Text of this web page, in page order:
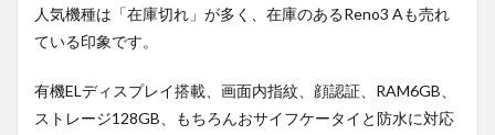
人気機種は「在庫切れ」が多く、在庫のあるReno3 Aも売れ
ている印象です。
有機ELディスプレイ搭載、画面内指紋、顔認証、RAM6GB、
ストレージ128GB、もちろんおサイフケータイと防水に対応